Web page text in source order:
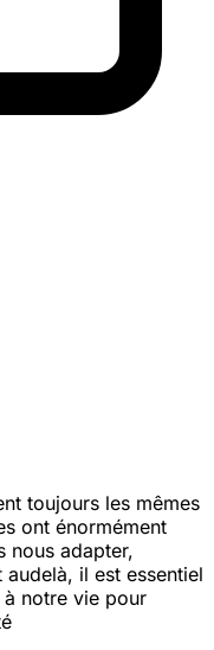
toujours les mêmes
ont énormément
nous adapter,
audelà, il est essentiel
notre vie pour